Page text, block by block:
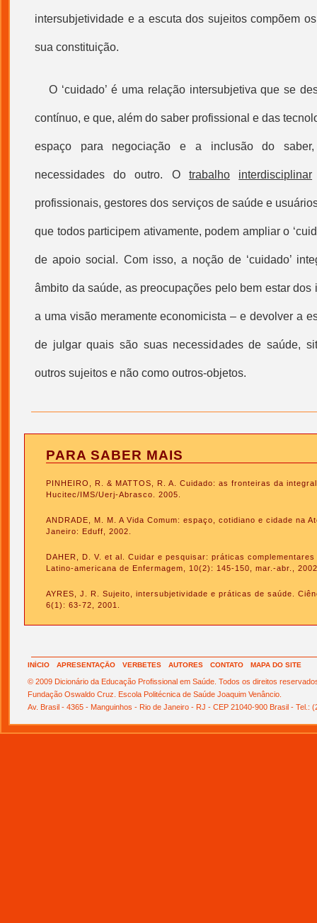
intersubjetividade e a escuta dos sujeitos compõem
sua constituição.
O ‘cuidado’ é uma relação intersubjetiva que se
contínuo, e que, além do saber profissional e das
espaço para negociação e a inclusão do
necessidades do outro. O trabalho interdisciplinar
profissionais, gestores dos serviços de saúde e
que todos participem ativamente, podem ampliar o
de apoio social. Com isso, a noção de ‘cuidado’
âmbito da saúde, as preocupações pelo bem estar
a uma visão meramente economicista – e devolver a
de julgar quais são suas necessidades de saúde,
outros sujeitos e não como outros-objetos.
PARA SABER MAIS
PINHEIRO, R. & MATTOS, R. A. Cuidado: as fronteiras da
Hucitec/IMS/Uerj-Abrasco. 2005.
ANDRADE, M. M. A Vida Comum: espaço, cotidiano e cidade na
Janeiro: Eduff, 2002.
DAHER, D. V. et al. Cuidar e pesquisar: práticas
Latino-americana de Enfermagem, 10(2): 145-150, mar.-abr.,
AYRES, J. R. Sujeito, intersubjetividade e práticas de saúde.
6(1): 63-72, 2001.
INÍCIO APRESENTAÇÃO VERBETES AUTORES CONTATO MAPA DO SITE
© 2009 Dicionário da Educação Profissional em Saúde. Todos os direitos
Fundação Oswaldo Cruz. Escola Politécnica de Saúde Joaquim Venâncio.
Av. Brasil - 4365 - Manguinhos - Rio de Janeiro - RJ - CEP 21040-900 Brasil - Tel.: